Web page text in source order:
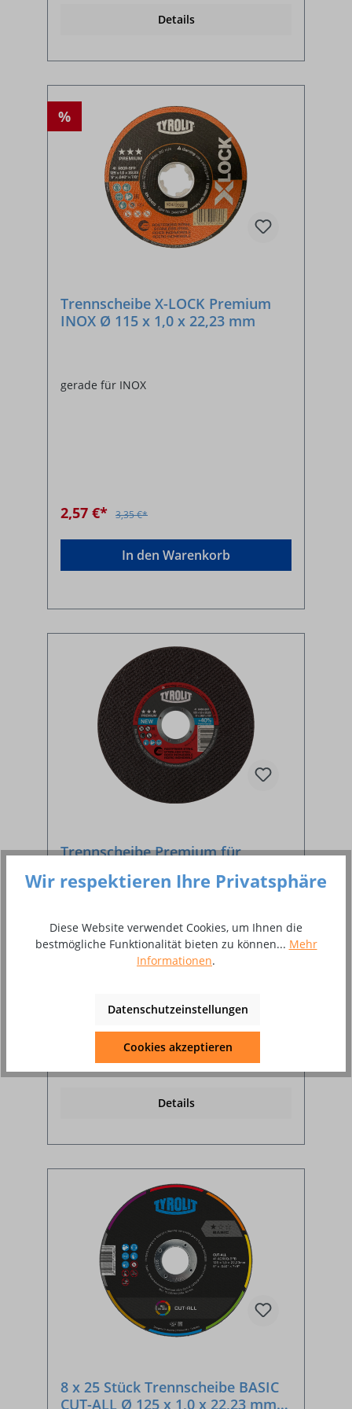
Details
%
Trennscheibe X-LOCK Premium
INOX Ø 115 x 1,0 x 22,23 mm
gerade für INOX
2,57 €* 3,35 €*
In den Warenkorb
Trennscheibe Premium für
gerade für INOX
2,74 €*
Details
8 x 25 Stück Trennscheibe BASIC
CUT-ALL Ø 125 x 1,0 x 22,23 mm
Wir respektieren Ihre Privatsphäre
Diese Website verwendet Cookies, um Ihnen die
bestmögliche Funktionalität bieten zu können... Mehr
Informationen.
Datenschutzeinstellungen
Cookies akzeptieren